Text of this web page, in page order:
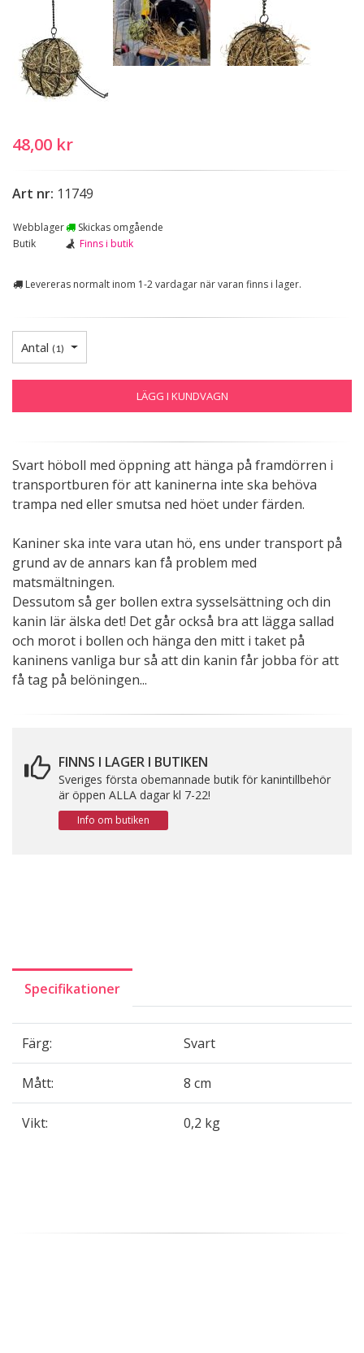
48,00 kr
Art nr: 11749
Webblager
Skickas omgående
Butik
Finns i butik
Levereras normalt inom 1-2 vardagar när varan finns i lager.
Antal (1)
LÄGG I KUNDVAGN
Svart höboll med öppning att hänga på framdörren i
transportburen för att kaninerna inte ska behöva
trampa ned eller smutsa ned höet under färden.
Kaniner ska inte vara utan hö, ens under transport på
grund av de annars kan få problem med
matsmältningen.
Dessutom så ger bollen extra sysselsättning och din
kanin lär älska det! Det går också bra att lägga sallad
och morot i bollen och hänga den mitt i taket på
kaninens vanliga bur så att din kanin får jobba för att
få tag på belöningen...
FINNS I LAGER I BUTIKEN
Sveriges första obemannade butik för kanintillbehör
är öppen ALLA dagar kl 7-22!
Info om butiken
Specifikationer
Färg: Svart
Mått: 8 cm
Vikt: 0,2 kg